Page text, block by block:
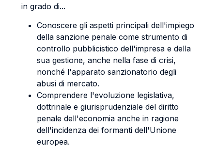
in grado di...
Conoscere gli aspetti principali dell'impiego
della sanzione penale come strumento di
controllo pubblicistico dell'impresa e della
sua gestione, anche nella fase di crisi,
nonché l'apparato sanzionatorio degli
abusi di mercato.
Comprendere l'evoluzione legislativa,
dottrinale e giurisprudenziale del diritto
penale dell'economia anche in ragione
dell'incidenza dei formanti dell'Unione
europea.